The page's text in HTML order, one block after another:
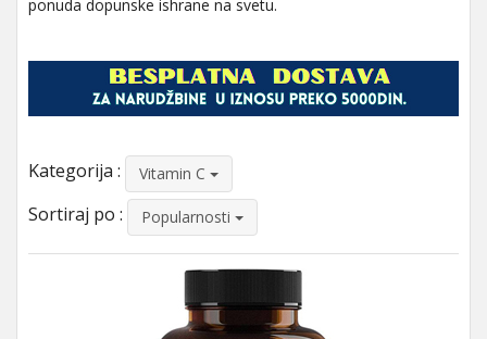
ponuda dopunske ishrane na svetu.
Kategorija : Vitamin C
Sortiraj po : Popularnosti